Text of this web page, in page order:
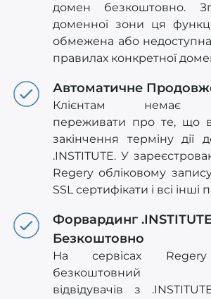
домен безкоштовно.
доменної зони ця
обмежена або
правилах конкретної
Автоматичне
Клієнтам немає
переживати про те, що
закінчення терміну дії
.INSTITUTE. У
Regery обліковому
SSL сертифікати і всі інші
Форвардинг
Безкоштовно
На сервісах
безкоштовний
відвідувачів з